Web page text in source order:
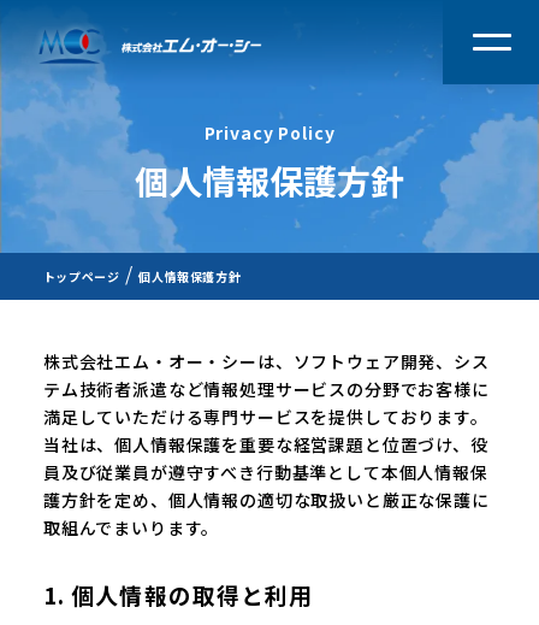
Privacy Policy
個人情報保護方針
トップページ 個人情報保護方針
株式会社エム・オー・シーは、ソフトウェア開発、シス
テム技術者派遣など情報処理サービスの分野でお客様に
満足していただける専門サービスを提供しております。
当社は、個人情報保護を重要な経営課題と位置づけ、役
員及び従業員が遵守すべき行動基準として本個人情報保
護方針を定め、個人情報の適切な取扱いと厳正な保護に
取組んでまいります。
1. 個人情報の取得と利用